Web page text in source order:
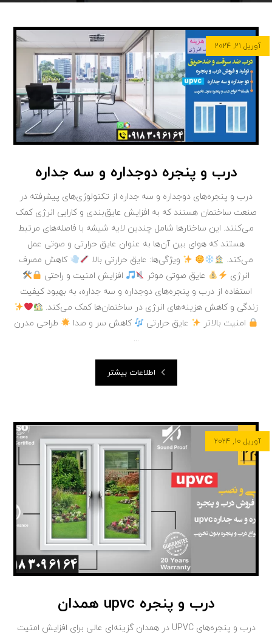
درب و پنجره دوجداره و سه جداره
آوریل ۲۱, ۲۰۲۴
درب و پنجره‌های دوجداره و سه جداره از تکنولوژی‌های پیشرفته در
صنعت ساختمان هستند که به افزایش عایق‌بندی و کارایی انرژی کمک
می‌کنند. این ساختارها شامل چندین لایه شیشه با فاصله‌های مرتبط
هستند که هوای بین آن‌ها به عنوان عایق حرارتی و صوتی عمل
می‌کند.
ویژگی‌ها: عایق حرارتی بالا
کاهش مصرف
انرژی
عایق صوتی موثر
افزایش امنیت و راحتی
استفاده از درب و پنجره‌های دوجداره و سه جداره، به بهبود کیفیت
زندگی و کاهش هزینه‌های انرژی در ساختمان‌ها کمک می‌کند.
امنیت بالاتر
عایق حرارتی کاهش سر و صدا
طراحی مدرن
...
اطلاعات بیشتر
درب و پنجره upvc همدان
آوریل ۱۰, ۲۰۲۴
درب و پنجره‌های UPVC در همدان گزینه‌ای عالی برای افزایش امنیت